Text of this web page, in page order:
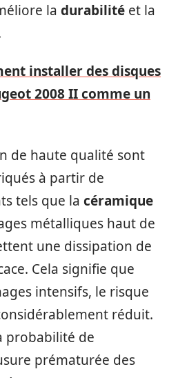
la durabilité et la
installer des disques
2008 II comme un
de haute qualité sont
à partir de
tels que la céramique
métalliques haut de
une dissipation de
Cela signifie que
intensifs, le risque
réduit.
probabilité de
prématurée des